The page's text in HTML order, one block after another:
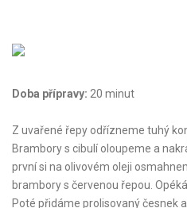
Doba přípravy: 20 minut
Z uvařené řepy odřízneme tuhý
Brambory s cibulí oloupeme a
první si na olivovém oleji
brambory s červenou řepou.
Poté přidáme prolisovaný česnek